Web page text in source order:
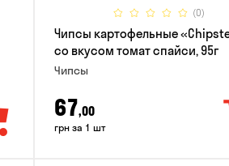
(0)
Чипсы картофельные
со вкусом томат спайси, 95г
Чипсы
67,00
грн за 1 шт